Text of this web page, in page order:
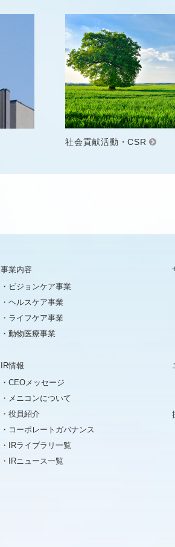
社会貢献活動・CSR
事業内容
ビジョンケア事業
ヘルスケア事業
ライフケア事業
動物医療事業
IR情報
CEOメッセージ
メニコンについて
役員紹介
コーポレートガバナンス
IRライブラリ一覧
IRニュース一覧